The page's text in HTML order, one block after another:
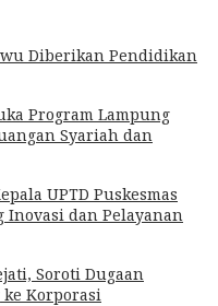
Diberikan Pendidikan
Program Lampung
Syariah dan
UPTD Puskesmas
Inovasi dan Pelayanan
Soroti Dugaan
Korporasi